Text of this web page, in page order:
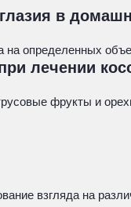
в
на определенных
лечении
фрукты и
взгляда на